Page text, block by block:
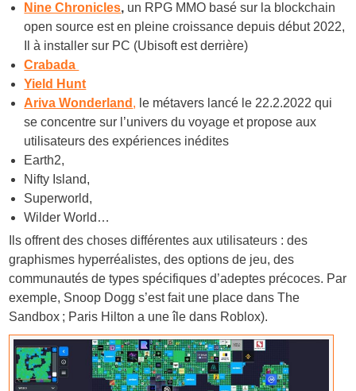
Nine Chronicles, un RPG MMO basé sur la blockchain
open source est en pleine croissance depuis début 2022,
Il à installer sur PC (Ubisoft est derrière)
Crabada
Yield Hunt
Ariva Wonderland , le métavers lancé le 22.2.2022 qui
se concentre sur l’univers du voyage et propose aux
utilisateurs des expériences inédites
Earth2,
Nifty Island,
Superworld,
Wilder World…
Ils offrent des choses différentes aux utilisateurs : des
graphismes hyperréalistes, des options de jeu, des
communautés de types spécifiques d’adeptes précoces. Par
exemple, Snoop Dogg s’est fait une place dans The
Sandbox ; Paris Hilton a une île dans Roblox).